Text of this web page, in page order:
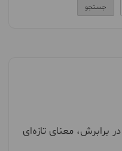
جستجو
برابرش، معنای تازه‌ای